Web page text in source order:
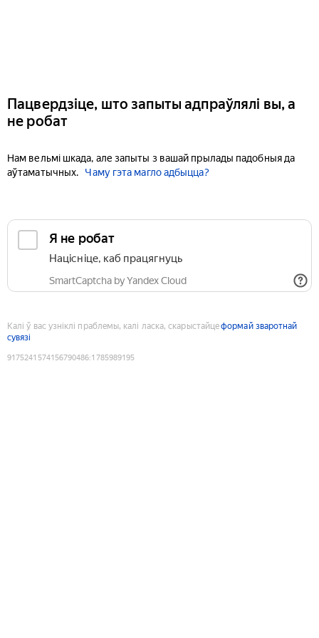
Пацвердзіце, што запыты адпраўлялі вы, а
не робат
Нам вельмі шкада, але запыты з вашай прылады падобныя да
аўтаматычных.
Чаму гэта магло адбыцца?
Я не робат
Націсніце, каб працягнуць
SmartCaptcha by Yandex Cloud
Калі ў вас узніклі праблемы, калі ласка, скарыстайцеформай зваротнай
сувязі
9175241574156790486:1785989195